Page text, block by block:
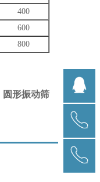
400
600
800
圆形振动筛